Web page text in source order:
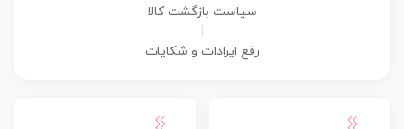
سیاست بازگشت کالا
رفع ایرادات و شکایات